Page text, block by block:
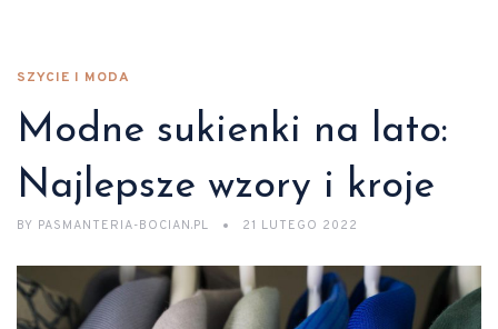
SZYCIE I MODA
Modne sukienki na lato:
Najlepsze wzory i kroje
BY PASMANTERIA-BOCIAN.PL 21 LUTEGO 2022